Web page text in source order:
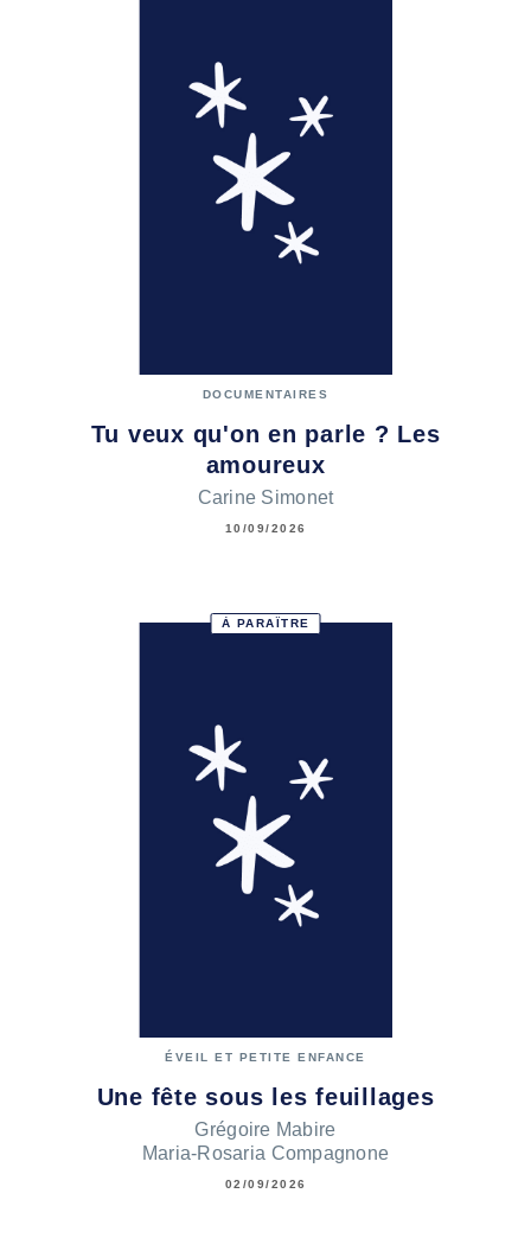
DOCUMENTAIRES
Tu veux qu'on en parle ? Les
amoureux
Carine Simonet
10/09/2026
À PARAÎTRE
ÉVEIL ET PETITE ENFANCE
Une fête sous les feuillages
Grégoire Mabire
Maria-Rosaria Compagnone
02/09/2026